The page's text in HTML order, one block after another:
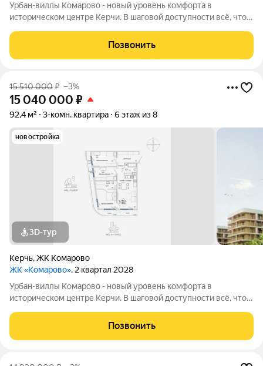
Урбан-виллы Комарово - новый уровень комфорта в
историческом центре Керчи. В шаговой доступности всё, что
благодаря обилию парковых зон. Прямо под окнами самый
большой ландшафтный парк в
Позвонить
15 510 000₽ –3%
15 040 000 ₽
92,4 м² 3-комн. квартира 6 этаж из 8
новостройка
3D-тур
Керчь,ЖК Комарово
ЖК «Комарово», 2 квартал 2028
Урбан-виллы Комарово - новый уровень комфорта в
историческом центре Керчи. В шаговой доступности всё, что
благодаря обилию парковых зон. Прямо под окнами самый
большой ландшафтный парк в
Позвонить